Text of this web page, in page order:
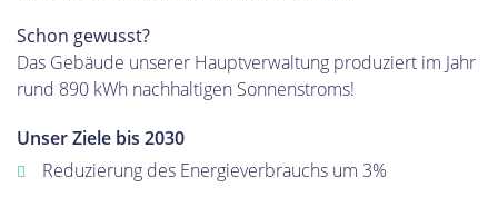
Schon gewusst?
Das Gebäude unserer Hauptverwaltung produziert im Jahr
rund 890 kWh nachhaltigen Sonnenstroms!
Unser Ziele bis 2030
Reduzierung des Energieverbrauchs um 3%